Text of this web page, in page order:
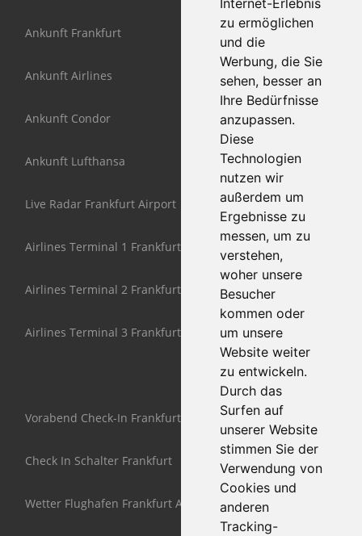
Internet-Erlebnis
zu ermöglichen
und die
Werbung, die Sie
sehen, besser an
Ihre Bedürfnisse
anzupassen.
Diese
Technologien
nutzen wir
außerdem um
Ergebnisse zu
messen, um zu
verstehen,
woher unsere
Besucher
kommen oder
um unsere
Website weiter
zu entwickeln.
Durch das
Surfen auf
unserer Website
stimmen Sie der
Verwendung von
Cookies und
anderen
Tracking-
Ankunft Frankfurt
Ankunft Airlines
Ankunft Condor
Ankunft Lufthansa
Live Radar Frankfurt Airport
Airlines Terminal 1 Frankfurt
Airlines Terminal 2 Frankfurt
Airlines Terminal 3 Frankfurt
Vorabend Check-In Frankfurt
Check In Schalter Frankfurt
Wetter Flughafen Frankfurt Airport